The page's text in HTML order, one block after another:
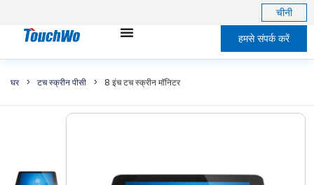
चीनी
हमसे संपर्क करें
घर > टच स्क्रीन पीसी > 8 इंच टच स्क्रीन मॉनिटर